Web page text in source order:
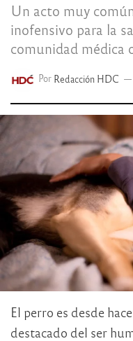
Un acto muy
inofensivo para la
comunidad médica
Por Redacción HDC
El perro es desde
destacado del ser